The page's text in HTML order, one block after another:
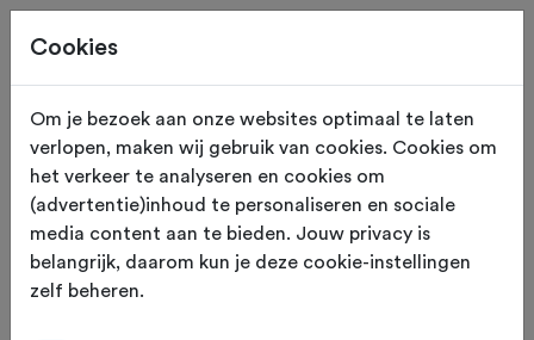
Chroma Cycling
Chroma is een nieuwe fiets community die draait om
zichtbaarheid, representatie en toegankelijkheid voor
fietsers van kleur. Het is een plek waar fietsers van kleur
Cookies
Om je bezoek aan onze websites optimaal te laten
verlopen, maken wij gebruik van cookies. Cookies om
het verkeer te analyseren en cookies om
(advertentie)inhoud te personaliseren en sociale
media content aan te bieden. Jouw privacy is
belangrijk, daarom kun je deze cookie-instellingen
zelf beheren.